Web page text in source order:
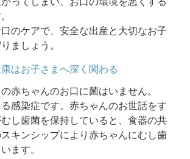
のケアで、安全な出産と大切なお子
ましょう。
はお子さまへ深く関わる
赤ちゃんのお口に菌はいません。
感染症です。赤ちゃんのお世話をす
し歯菌を保持していると、食器の共
キンシップにより赤ちゃんにむし歯
ます。